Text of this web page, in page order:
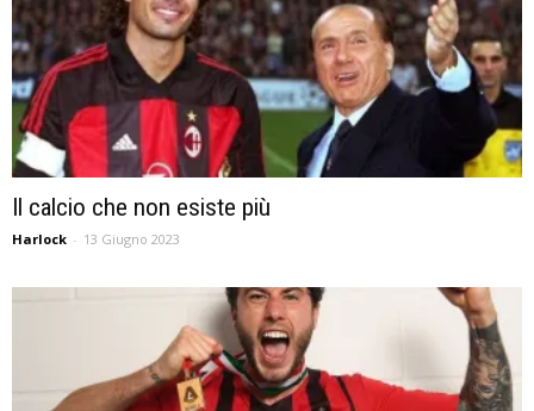
Il calcio che non esiste più
Harlock - 13 Giugno 2023